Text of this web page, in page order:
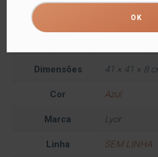
Informação adicional
Dimensões 41 × 41 × 8
Cor Azul
Marca Lyor
Linha SEM LINHA